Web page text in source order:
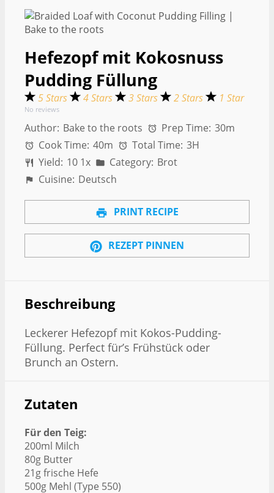
Hefezopf mit Kokosnuss
Pudding Füllung
5 Stars 4 Stars 3 Stars 2 Stars 1 Star
No reviews
Author: Bake to the roots Prep Time: 30m
Cook Time: 40m Total Time: 3H
Yield: 10 1x Category: Brot
Cuisine: Deutsch
PRINT RECIPE
REZEPT PINNEN
Beschreibung
Leckerer Hefezopf mit Kokos-Pudding-
Füllung. Perfect für’s Frühstück oder
Brunch an Ostern.
Zutaten
Für den Teig:
200ml Milch
80g Butter
21g frische Hefe
500g Mehl (Type 550)